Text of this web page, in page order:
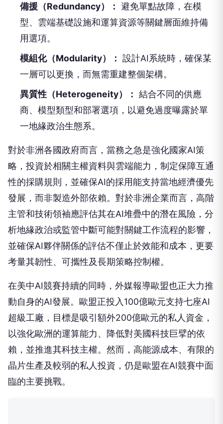
備援（Redundancy）： 避免單點故障，在模
型、雲端基礎設施和運算資源等關鍵層面維持備
用選項。
模組化（Modularity）： 設計AI系統時，確保某
一層可以更換，而無需重建整個架構。
異質性（Heterogeneity）： 結合不同的供應
商、模型類型和部署選項，以避免過度曝露於單
一地緣政治生態系。
對於非洲各國政府而言，當務之急是強化國家AI策
略，投資於相關主權資料與雲端能力，制定保障互通
性的採購規則，並確保AI的採用能支持當地經濟優先
發展，而非製造外部依賴。對於非洲企業而言，高階
主管和技術領袖應評估其在AI堆疊中的潛在風險，分
析地緣政治或監管中斷可能對關鍵工作流程的影響，
並確保AI夥伴關係的評估不僅止於效能和成本，更要
考量其韌性、可攜性及長期策略控制權。
在美中AI競賽持續的同時，外媒報導歐盟也正大力推
動自身的AI發展。歐盟正投入100億歐元支持七座AI
超級工廠，目標是吸引額外200億歐元的私人資金，
以強化歐洲的運算能力、降低對美國科技巨擘的依
賴，並推進其科技主權。然而，高能源成本、有限的
晶片生產及較弱的私人投資，仍是歐盟在AI競賽中面
臨的主要挑戰。